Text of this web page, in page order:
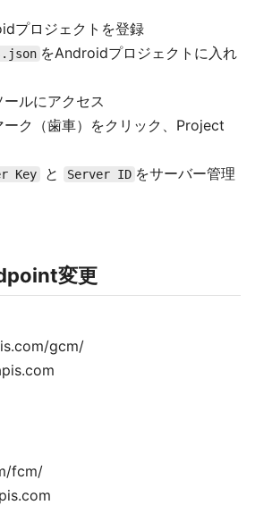
プロジェクトを登録
をAndroidプロジェクトに入れ
ルにアクセス
ーク（歯車）をクリック、Project
Key と Server ID をサーバー管理
変更
gcm/
fcm/